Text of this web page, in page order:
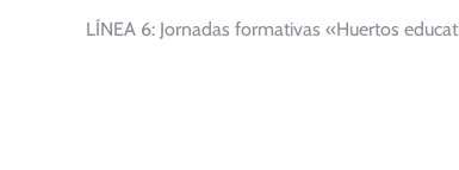
LÍNEA 6: Jornadas formativas «Huertos